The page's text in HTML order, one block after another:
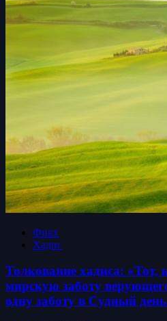
Фикх
Хадис
Толкование хадиса: «Тот,
мирскую заботу
одну заботу в Судный